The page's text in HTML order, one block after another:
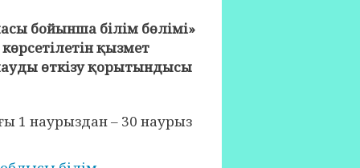
бойынша білім бөлімі»
қызмет
өткізу қорытындысы
1 наурыздан – 30 наурыз